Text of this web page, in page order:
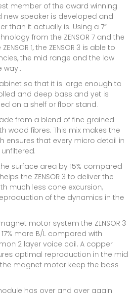
member of the award winning
new speaker is developed and
than it actually is. Using a 7”
from the ZENSOR 7 and the
1, the ZENSOR 3 is able to
the mid range and the low
way..
so that it is large enough to
and deep bass and yet is
on a shelf or floor stand.
from a blend of fine grained
wood fibres. This mix makes the
ensures that every micro detail in
surface area by 15% compared
the ZENSOR 3 to deliver the
much less cone excursion,
of the dynamics in the
motor system the ZENSOR 3
more B/L compared with
2 layer voice coil. A copper
optimal reproduction in the mid
magnet motor keep the bass
has over and over again